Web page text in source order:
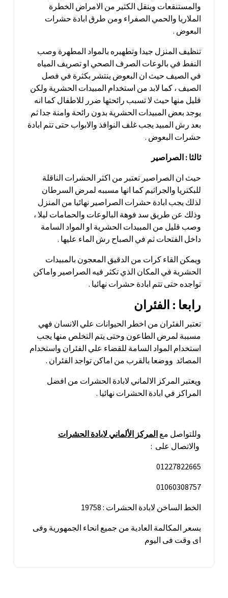
والمستنقعات وينقل الكثير من الامراض الخطرة
الملاريا والحمي الصفراء ومن طرق ابادة حشرات
البعوض .
تنظيف المنزل جيدا وتطهيره بالمواد المطهرة وصب
النفط في بالوعات الصرف الصحي او تصريف المياه
في الصيف حيث ان البعوض ينتشر بكثرة في فصل
الصيف ، كما لابد من استخدام المبيدات الحشرية ولكن
قليل منها حيث لا تسبب رائحتها ضرر للاطفال كما انه
يوجد بعض المبيدات الحشرية بدون رائحة وامنة جدا ثم
بعد رش المبيد يجب غلف النوافذ والابواب حتى تتم ابادة
حشرات البعوض .
ثالثا : الصراصير
حيث ان الصراصير تعتبر من اكثر الحشرات الناقلة
للبكتريا والجراثيم كما انها مسببه لمرض السرطان
لذلك يجب ابادة حشرات الصراصير نهائيا من المنزل
وذلك عن طريق سد فوهة البالوعات والحمامات ليلا ،
وصب قليل من المبيدات الحشرية او المواد السامة
داخل الفتحات ثم في الصباح رش الماء عليها .
ويمكن القاء كرات من الدقيق المعجون بالمبيدات
الحشرية في المكان الذي تكثر فيه الصراصير واماكن
تواجده حتى تتم ابادة حشرات نهائيا .
رابعا : الفئران
تعتبر الفئران من اخطر الحيوانات علي الانسان فهي
مسببة لمرض الطاعون وحتى يتم التخلص منها يجب
استخدام المواد السامة للقضاء علي الفئران واستخدام
المصائد ووضعا بالقرب من اماكن تواجد الفئران .
ويعتبر المركز الالماني لابادة الحشرات من افضل
المراكز في ابادة الحشرات نهائيا .
وللتواصل معالمركز الألماني لابادة الحشرات
والاتصال على :
01227822665
01060308757
الخط الساخن لابادة الحشرات : 19758
بسعر المكالمة العادية من جميع انحاء الجمهورية وفى
اى وقت فى اليوم